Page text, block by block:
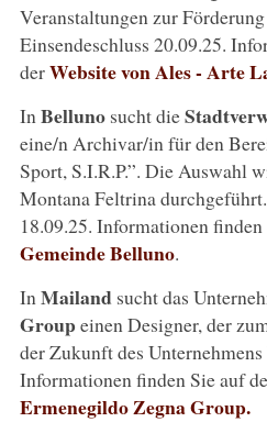
Veranstaltungen zur
Einsendeschluss 20.09.25.
derWebsite von Ales - Arte
In Bellunosucht die
eine/n Archivar/in für den
Sport, S.I.R.P.”. Die Auswahl
Montana Feltrina
18.09.25. Informationen
Gemeinde Belluno.
In Mailand sucht das
Group einen Designer, der
der Zukunft des
Informationen finden Sie auf
Ermenegildo Zegna Group.